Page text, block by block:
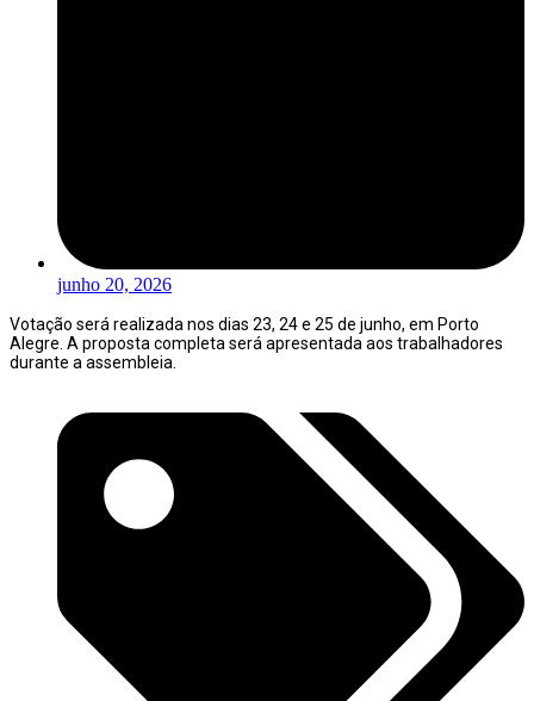
junho 20, 2026
Votação será realizada nos dias 23, 24 e 25 de junho, em Porto
Alegre. A proposta completa será apresentada aos trabalhadores
durante a assembleia.